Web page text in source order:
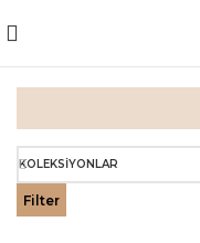
KOLEKSIYONLAR
Filter